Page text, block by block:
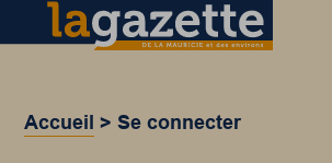
Accueil >Se connecter